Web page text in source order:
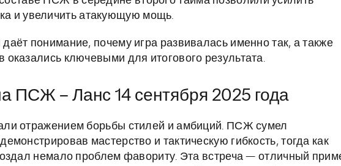
и увеличить атакующую мощь.
понимание, почему игра развивалась именно так, а также
оказались ключевыми для итогового результата.
ПСЖ – Ланс 14 сентября 2025 года
отражением борьбы стилей и амбиций. ПСЖ сумел
мастерство и тактическую гибкость, тогда как
немало проблем фавориту. Эта встреча — отличный